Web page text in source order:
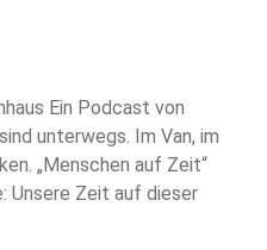
Ein Podcast von
unterwegs. Im Van, im
„Menschen auf Zeit“
Unsere Zeit auf dieser